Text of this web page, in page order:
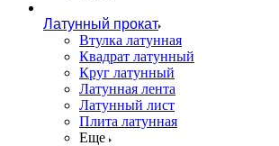
Латунный прокат
Втулка латунная
Квадрат латунный
Круг латунный
Латунная лента
Латунный лист
Плита латунная
Еще